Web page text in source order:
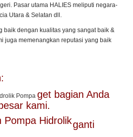
Pasar utama HALIES meliputi negara-
Utara & Selatan dll.
baik dengan kualitas yang sangat baik &
juga memenangkan reputasi yang baik
get bagian Anda
kami.
ganti